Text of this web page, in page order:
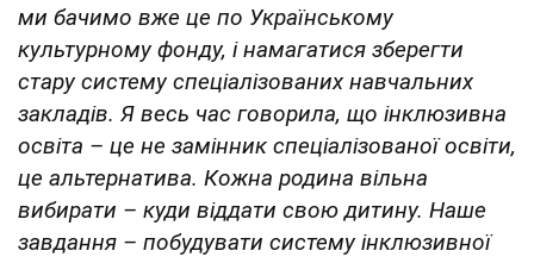
ми бачимо вже це по Українському
культурному фонду, і намагатися зберегти
стару систему спеціалізованих навчальних
закладів. Я весь час говорила, що інклюзивна
освіта – це не замінник спеціалізованої освіти,
це альтернатива. Кожна родина вільна
вибирати – куди віддати свою дитину. Наше
завдання – побудувати систему інклюзивної